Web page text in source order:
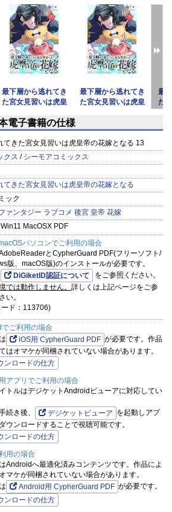
最下層から逃れてき
た宮女見習いは虎皇
最下層から逃れてき
た宮女見習いは虎皇
最
た
prev next
電子書籍の仕様
てきた宮女見習いは虎皇帝の花嫁となる 13
クス / シーモアコミックス
てきた宮女見習いは虎皇帝の花嫁となる
ック
ァンタジー ラブコメ 後宮 皇帝 花嫁
MacOSX PDF
パソコンでご利用の場合
とCypherGuard PDF(フリーソフト/
版、macOS版)のインストールが必要です。
DiGiketID認証について
をご参照ください。
では動作しません。 詳しくは上記ページをご参
い。
ド：113706)
ご利用の場合
iOS用 CypherGuard PDF が必要です。作品
はオマケが同梱されていない場合があります。
ンロードの仕方
アプリでご利用の場合
トルはデジケットAndroidビューアに対応してい
続き後、
デジケットビューア を起動しアプ
ウンロードすることで視聴可能です。
ンロードの仕方
用の場合
Androidへ最適化済みコンテンツです。作品によ
マケが同梱されていない場合があります。
Android用 CypherGuard PDF が必要です。
ンロードの仕方